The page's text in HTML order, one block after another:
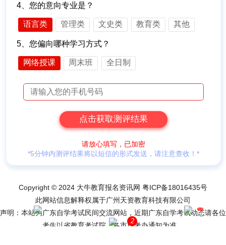
4、您的意向专业是？
语言类 管理类 文史类 教育类 其他
5、您偏向哪种学习方式？
网络授课 周末班 全日制
请放心填写，已加密
*5分钟内测评结果将以短信的形式发送，请注意查收！*
Copyright © 2024 大牛教育报名资讯网 粤ICP备18016435号
此网站信息解释权属于广州天资教育科技有限公司
声明：本站为广东自学考试民间交流网站，近期广东自学考试动态请各位
考生以省教育考试院、各市自考办通知为准。
网站导航 2 网上报名
hot